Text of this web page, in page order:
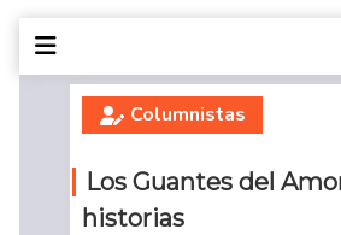
Columnistas
Los Guantes del
historias